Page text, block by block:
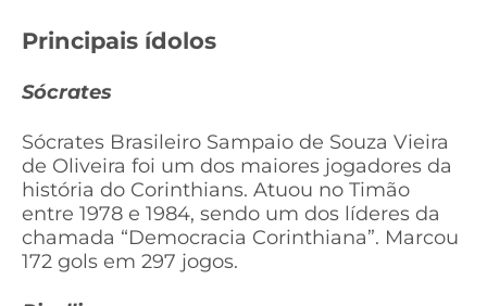
Principais ídolos
Sócrates
Sócrates Brasileiro Sampaio de Souza Vieira
de Oliveira foi um dos maiores jogadores da
história do Corinthians. Atuou no Timão
entre 1978 e 1984, sendo um dos líderes da
chamada “Democracia Corinthiana”. Marcou
172 gols em 297 jogos.